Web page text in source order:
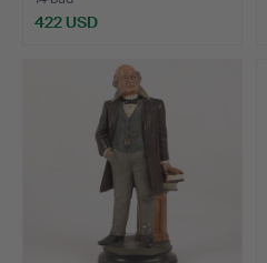
422 USD